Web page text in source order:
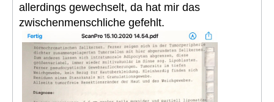
allerdings gewechselt, da hat mir das
zwischenmenschliche gefehlt.